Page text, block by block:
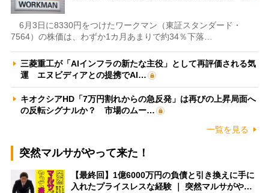
6月3日に8330円をつけたワークマン（東証スタンダード・
7564）の株価は、わずか1カ月あまりで約34％下落…
三菱重工が「AIインフラの新たな主役」として再評価される気
運 エヌビディアとの提携でAI…
キオクシアHD「7万円割れからの急反発」は再びの上昇局面へ
の反転シグナルか？ 市場のムー…
一覧を見る
突然マルサがやって来た！
【最終回】1億6000万円の負債と引き換えに手に
入れたプライスレスな経験 ｜ 突然マルサがや…